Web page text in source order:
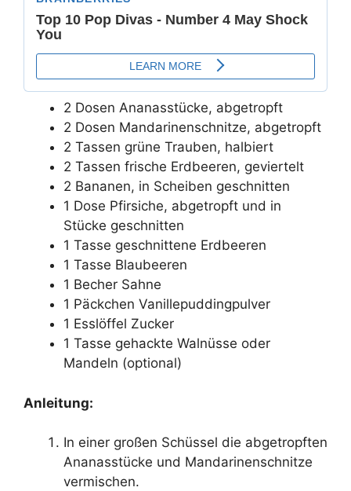
2 Dosen Ananasstücke, abgetropft
2 Dosen Mandarinenschnitze, abgetropft
2 Tassen grüne Trauben, halbiert
2 Tassen frische Erdbeeren, geviertelt
2 Bananen, in Scheiben geschnitten
1 Dose Pfirsiche, abgetropft und in
Stücke geschnitten
1 Tasse geschnittene Erdbeeren
1 Tasse Blaubeeren
1 Becher Sahne
1 Päckchen Vanillepuddingpulver
1 Esslöffel Zucker
1 Tasse gehackte Walnüsse oder
Mandeln (optional)
Anleitung:
In einer großen Schüssel die abgetropften
Ananasstücke und Mandarinenschnitze
vermischen.